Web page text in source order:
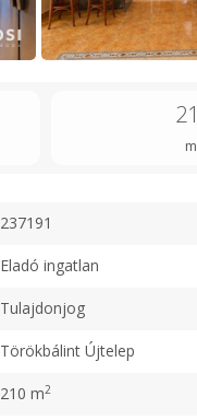
m
237191
Eladó ingatlan
Tulajdonjog
Törökbálint Újtelep
210 m2